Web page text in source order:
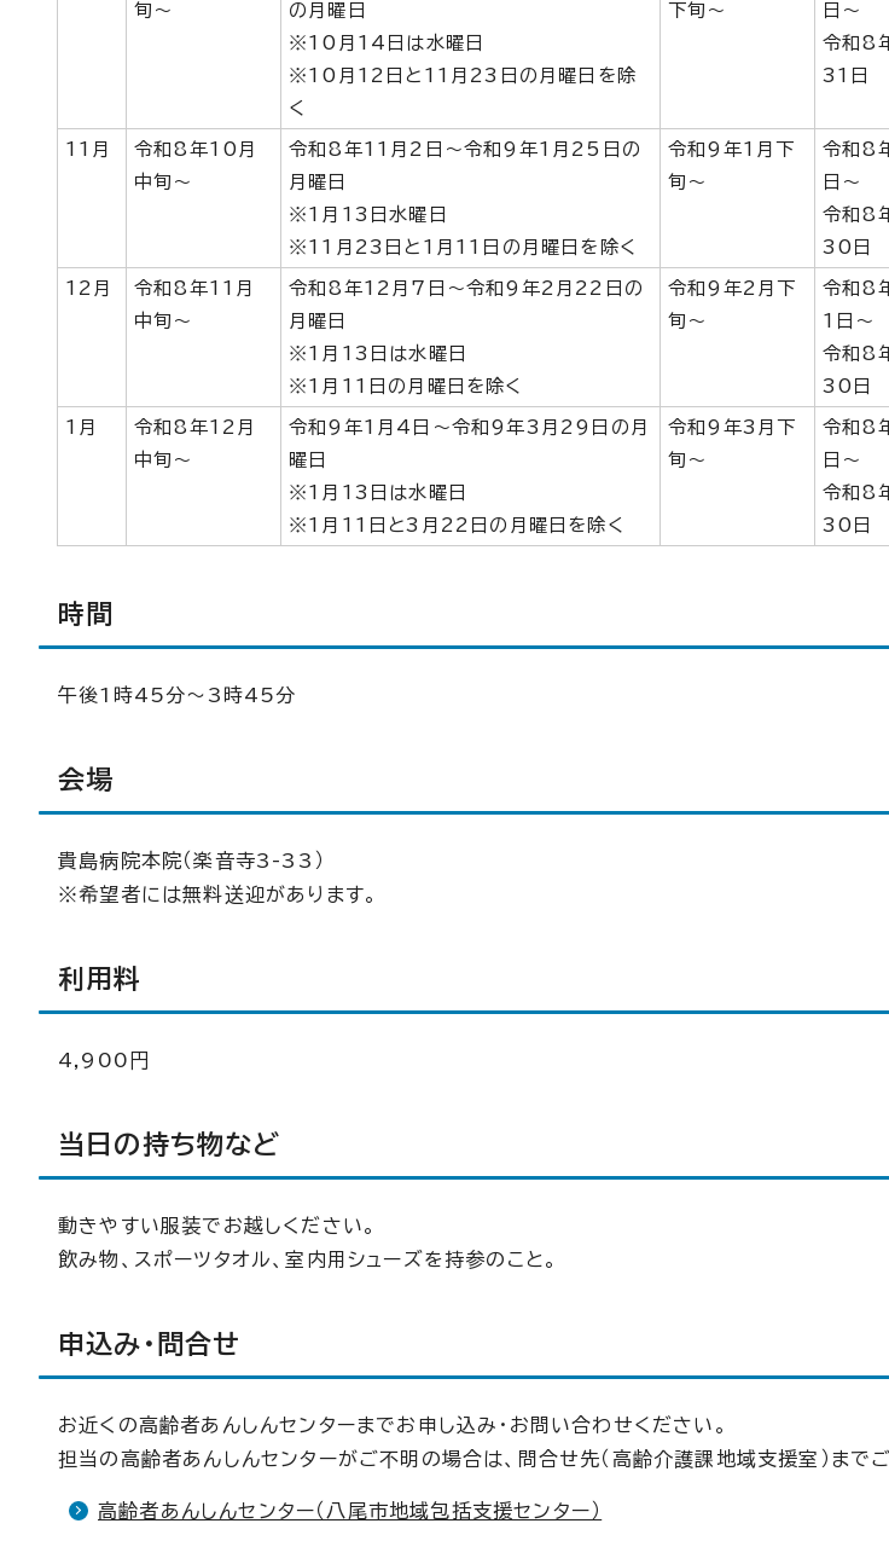
旬～
の月曜日
※10月14日は水曜日
※10月12日と11月23日の月曜日を除
く
下旬～
日～
令和8
31日
11月
令和8年10月
中旬～
令和8年11月2日～令和9年1月25日の
月曜日
※1月13日水曜日
※11月23日と1月11日の月曜日を除く
令和9年1月下
旬～
令和8
日～
令和8
30日
12月
令和8年11月
中旬～
令和8年12月7日～令和9年2月22日の
月曜日
※1月13日は水曜日
※1月11日の月曜日を除く
令和9年2月下
旬～
令和8
1日～
令和8
30日
1月
令和8年12月
中旬～
令和9年1月4日～令和9年3月29日の月
曜日
※1月13日は水曜日
※1月11日と3月22日の月曜日を除く
令和9年3月下
旬～
令和8
日～
令和8
30日
時間
午後1時45分～3時45分
会場
貴島病院本院（楽音寺3-33）
※希望者には無料送迎があります。
利用料
4,900円
当日の持ち物など
動きやすい服装でお越しください。
飲み物、スポーツタオル、室内用シューズを持参のこと。
申込み・問合せ
お近くの高齢者あんしんセンターまでお申し込み・お問い合わせください。
担当の高齢者あんしんセンターがご不明の場合は、問合せ先（高齢介護課地域支援室）まで
高齢者あんしんセンター（八尾市地域包括支援センター）